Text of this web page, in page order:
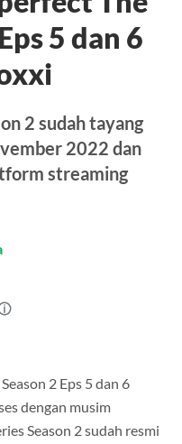
5 dan 6
2 sudah tayang
2022 dan
streaming
2 Eps 5 dan 6
dengan musim
Season 2 sudah resmi